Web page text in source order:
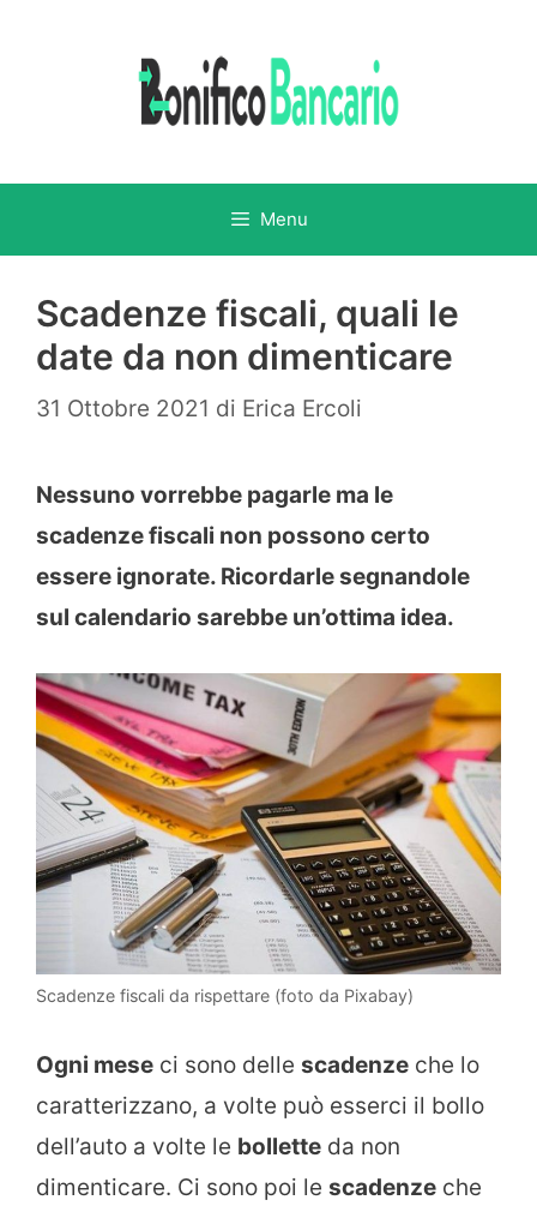
Menu
Scadenze fiscali, quali le
date da non dimenticare
31 Ottobre 2021 di Erica Ercoli
Nessuno vorrebbe pagarle ma le
scadenze fiscali non possono certo
essere ignorate. Ricordarle segnandole
sul calendario sarebbe un’ottima idea.
Scadenze fiscali da rispettare (foto da Pixabay)
Ogni mese ci sono delle scadenze che lo
caratterizzano, a volte può esserci il bollo
dell’auto a volte le bollette da non
dimenticare. Ci sono poi le scadenze che